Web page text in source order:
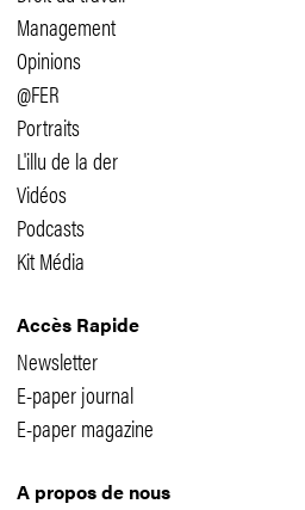
Management
Opinions
@FER
Portraits
L'illu de la der
Vidéos
Podcasts
Kit Média
Accès Rapide
Newsletter
E-paper journal
E-paper magazine
A propos de nous